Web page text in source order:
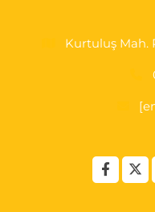
Kurtuluş Mah.